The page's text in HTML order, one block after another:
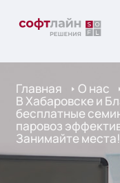
Главная О нас
В Хабаровске и
бесплатные
паровоз
Занимайте